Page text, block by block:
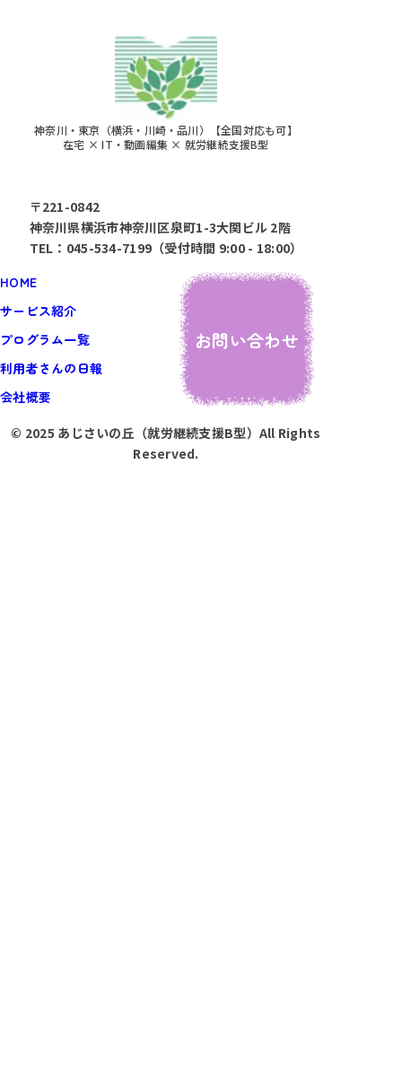
神奈川・東京（横浜・川崎・品川）【全国対応も可】
在宅 × IT・動画編集 × 就労継続支援B型
〒221-0842
神奈川県横浜市神奈川区泉町1-3大関ビル 2階
TEL：045-534-7199（受付時間 9:00 - 18:00）
HOME
サービス紹介
プログラム一覧
利用者さんの日報
会社概要
お問い合わせ
© 2025 あじさいの丘（就労継続支援B型）All Rights
Reserved.